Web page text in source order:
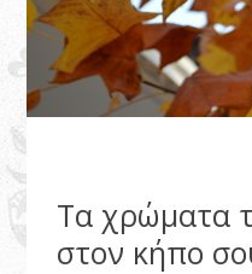
Τα χρώματα
στον κήπο